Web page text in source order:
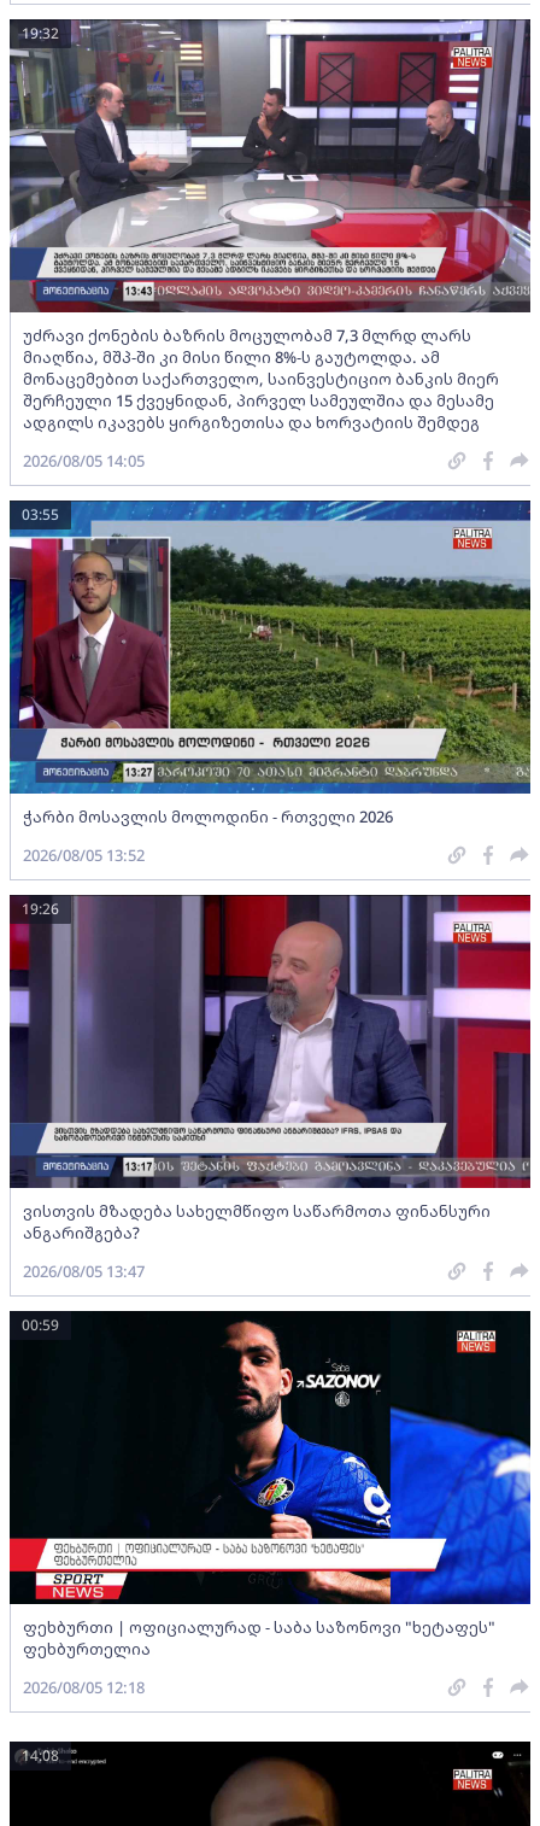
უძრავი ქონების ბაზრის მოცულობამ 7,3 მლრდ ლარს
მიაღწია, მშპ-ში კი მისი წილი 8%-ს გაუტოლდა. ამ
მონაცემებით საქართველო, საინვესტიციო ბანკის მიერ
შერჩეული 15 ქვეყნიდან, პირველ სამეულშია და მესამე
ადგილს იკავებს ყირგიზეთისა და ხორვატიის შემდეგ
19:32
2026/08/05 14:05
ჭარბი მოსავლის მოლოდინი - რთველი 2026
03:55
2026/08/05 13:52
ვისთვის მზადება სახელმწიფო საწარმოთა ფინანსური
ანგარიშგება?
19:26
2026/08/05 13:47
ფეხბურთი | ოფიციალურად - საბა საზონოვი "ხეტაფეს"
ფეხბურთელია
00:59
2026/08/05 12:18
14:08